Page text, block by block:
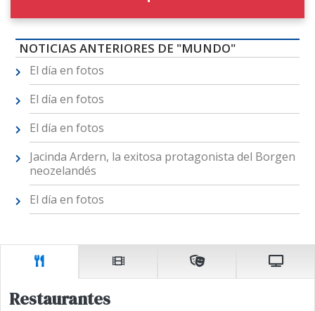
NOTICIAS ANTERIORES DE "MUNDO"
El día en fotos
El día en fotos
El día en fotos
Jacinda Ardern, la exitosa protagonista del Borgen
neozelandés
El día en fotos
Restaurantes